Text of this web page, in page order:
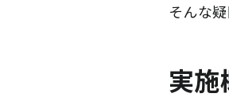
そんな
実施